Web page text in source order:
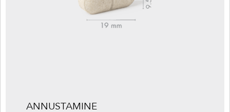
ANNUSTAMINE